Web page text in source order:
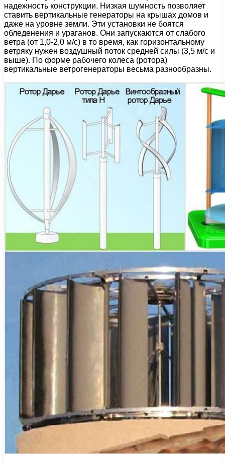
надежность конструкции. Низкая шумность позволяет
ставить вертикальные генераторы на крышах домов и
даже на уровне земли. Эти установки не боятся
обледенения и ураганов. Они запускаются от слабого
ветра (от 1,0-2,0 м/с) в то время, как горизонтальному
ветряку нужен воздушный поток средней силы (3,5 м/с и
выше). По форме рабочего колеса (ротора)
вертикальные ветрогенераторы весьма разнообразны.